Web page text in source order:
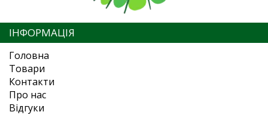
ІНФОРМАЦІЯ
Головна
Товари
Контакти
Про нас
Відгуки